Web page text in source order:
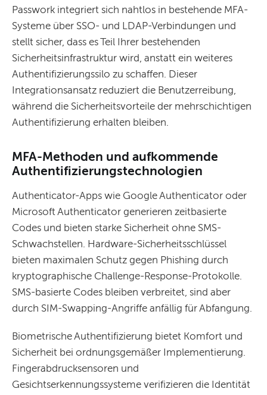
Passwork integriert sich nahtlos in bestehende MFA-
Systeme über SSO- und LDAP-Verbindungen und
stellt sicher, dass es Teil Ihrer bestehenden
Sicherheitsinfrastruktur wird, anstatt ein weiteres
Authentifizierungssilo zu schaffen. Dieser
Integrationsansatz reduziert die Benutzerreibung,
während die Sicherheitsvorteile der mehrschichtigen
Authentifizierung erhalten bleiben.
MFA-Methoden und aufkommende
Authentifizierungstechnologien
Authenticator-Apps wie Google Authenticator oder
Microsoft Authenticator generieren zeitbasierte
Codes und bieten starke Sicherheit ohne SMS-
Schwachstellen. Hardware-Sicherheitsschlüssel
bieten maximalen Schutz gegen Phishing durch
kryptographische Challenge-Response-Protokolle.
SMS-basierte Codes bleiben verbreitet, sind aber
durch SIM-Swapping-Angriffe anfällig für Abfangung.
Biometrische Authentifizierung bietet Komfort und
Sicherheit bei ordnungsgemäßer Implementierung.
Fingerabdrucksensoren und
Gesichtserkennungssysteme verifizieren die Identität